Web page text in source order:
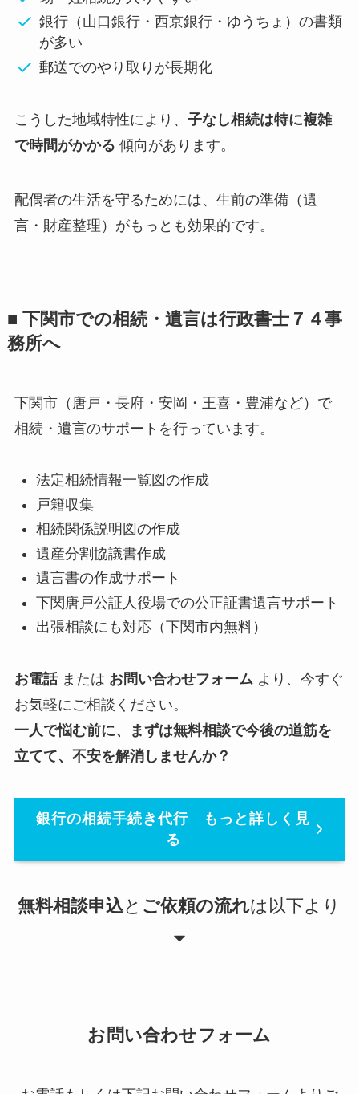
銀行（山口銀行・西京銀行・ゆうちょ）の書類
が多い
郵送でのやり取りが長期化
こうした地域特性により、 子なし相続は特に複雑
で時間がかかる 傾向があります。
配偶者の生活を守るためには、生前の準備（遺
言・財産整理）がもっとも効果的です。
■ 下関市での相続・遺言は行政書士７４事
務所へ
下関市（唐戸・長府・安岡・王喜・豊浦など）で
相続・遺言のサポートを行っています。
法定相続情報一覧図の作成
戸籍収集
相続関係説明図の作成
遺産分割協議書作成
遺言書の作成サポート
下関唐戸公証人役場での公正証書遺言サポート
出張相談にも対応（下関市内無料）
お電話または お問い合わせフォームより、今すぐ
お気軽にご相談ください。
一人で悩む前に、まずは無料相談で今後の道筋を
立てて、不安を解消しませんか？
銀行の相続手続き代行 もっと詳しく見
る
無料相談申込と ご依頼の流れは以下より
お問い合わせフォーム